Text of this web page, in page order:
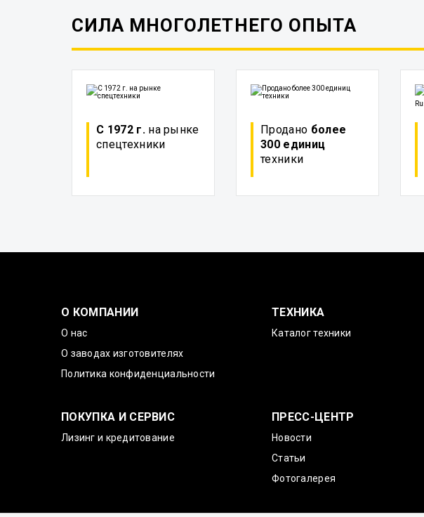
СИЛА МНОГОЛЕТНЕГО ОПЫТА
С 1972 г.на рынке
спецтехники
Продано более
300 единиц
техники
О КОМПАНИИ
О нас
О заводах изготовителях
Политика конфиденциальности
ТЕХНИКА
Каталог техники
ПОКУПКА И СЕРВИС
Лизинг и кредитование
ПРЕСС-ЦЕНТР
Новости
Статьи
Фотогалерея